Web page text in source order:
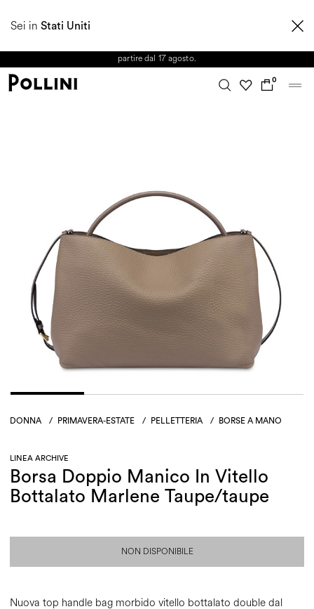
Sei in Stati Uniti
AUTUNNO/INVERNO 2026. Dall'8 al 16 agosto il Servizio Clienti non sarà
partire dal 17 agosto.
0
DONNA / PRIMAVERA-ESTATE / PELLETTERIA / BORSE A MANO
LINEA ARCHIVE
Borsa Doppio Manico In Vitello
Bottalato Marlene Taupe/taupe
NON DISPONIBILE
Nuova top handle bag morbido vitello bottalato double dal